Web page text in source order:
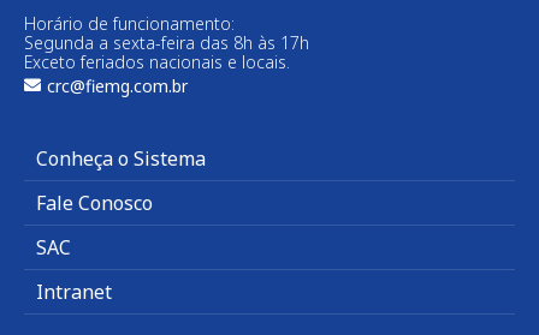
Horário de funcionamento:
Segunda a sexta-feira das 8h às 17h
Exceto feriados nacionais e locais.
crc@fiemg.com.br
Conheça o Sistema
Fale Conosco
SAC
Intranet